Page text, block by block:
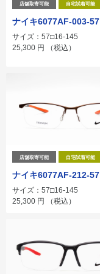
店舗取寄可能 自宅試着可能
ナイキ6077AF-003-57
サイズ：57□16-145
25,300 円 （税込）
店舗取寄可能 自宅試着可能
ナイキ6077AF-212-57
サイズ：57□16-145
25,300 円 （税込）